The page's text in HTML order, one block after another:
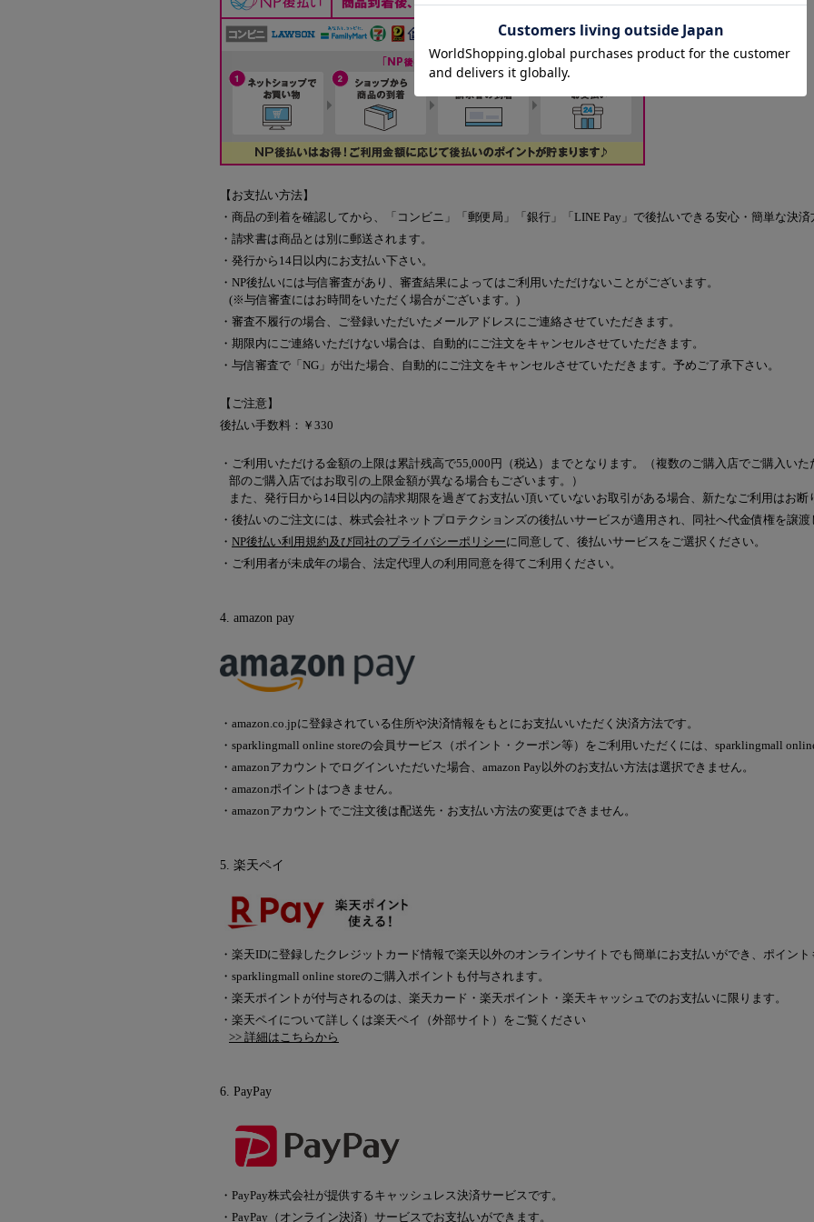
【お支払い方法】
・商品の到着を確認してから、「コンビニ」「郵便局」「銀行」「LINE Pay」で後払いできる安心・簡単な決済
・請求書は商品とは別に郵送されます。
・発行から14日以内にお支払い下さい。
・NP後払いには与信審査があり、審査結果によってはご利用いただけないことがございます。
(※与信審査にはお時間をいただく場合がございます。)
・審査不履行の場合、ご登録いただいたメールアドレスにご連絡させていただきます。
・期限内にご連絡いただけない場合は、自動的にご注文をキャンセルさせていただきます。
・与信審査で「NG」が出た場合、自動的にご注文をキャンセルさせていただきます。予めご了承下さい。
【ご注意】
後払い手数料：￥330
・ご利用いただける金額の上限は累計残高で55,000円（税込）までとなります。（複数のご購入店でご購入い
部のご購入店ではお取引の上限金額が異なる場合もございます。）
また、発行日から14日以内の請求期限を過ぎてお支払い頂いていないお取引がある場合、新たなご利用はお断
・後払いのご注文には、株式会社ネットプロテクションズの後払いサービスが適用され、同社へ代金債権を譲渡
・ NP後払い利用規約及び同社のプライバシーポリシーに同意して、後払いサービスをご選択ください。
・ご利用者が未成年の場合、法定代理人の利用同意を得てご利用ください。
4. amazon pay
・amazon.co.jpに登録されている住所や決済情報をもとにお支払いいただく決済方法です。
・sparklingmall online storeの会員サービス（ポイント・クーポン等）をご利用いただくには、sparklingmall
・amazonアカウントでログインいただいた場合、amazon Pay以外のお支払い方法は選択できません。
・amazonポイントはつきません。
・amazonアカウントでご注文後は配送先・お支払い方法の変更はできません。
5. 楽天ペイ
・楽天IDに登録したクレジットカード情報で楽天以外のオンラインサイトでも簡単にお支払いができ、ポイント
・sparklingmall online storeのご購入ポイントも付与されます。
・楽天ポイントが付与されるのは、楽天カード・楽天ポイント・楽天キャッシュでのお支払いに限ります。
・楽天ペイについて詳しくは楽天ペイ（外部サイト）をご覧ください
>> 詳細はこちらから
6. PayPay
・PayPay株式会社が提供するキャッシュレス決済サービスです。
・PayPay（オンライン決済）サービスでお支払いができます。